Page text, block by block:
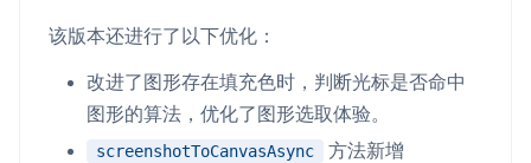
灵动会议 NEW
低代码集成、灵活定制、超低延时的音视频会议
该版本还进行了以下优化：
改进了图形存在填充色时，判断光标是否命中
图形的算法，优化了图形选取体验。
screenshotToCanvasAsync 方法新增